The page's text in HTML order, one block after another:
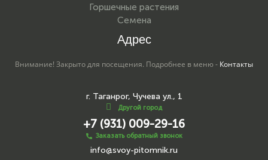
Горшечные растения
Семена
Адрес
Внимание! Закрыто для посещения. Подробнее в меню - Контакты
г. Таганрог, Чучева ул., 1
Другой город
+7 (931) 009-29-16
Заказать обратный звонок
info@svoy-pitomnik.ru